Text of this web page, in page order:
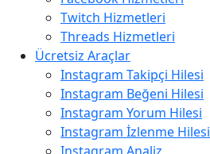
Twitch Hizmetleri
Threads Hizmetleri
Ücretsiz Araçlar
Instagram Takipçi Hilesi
Instagram Beğeni Hilesi
Instagram Yorum Hilesi
Instagram İzlenme Hilesi